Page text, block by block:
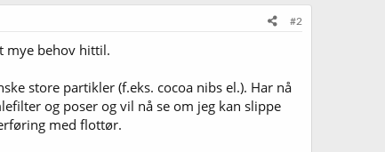
#2
mye behov hittil.
store partikler (f.eks. cocoa nibs el.). Har nå
og poser og vil nå se om jeg kan slippe
med flottør.